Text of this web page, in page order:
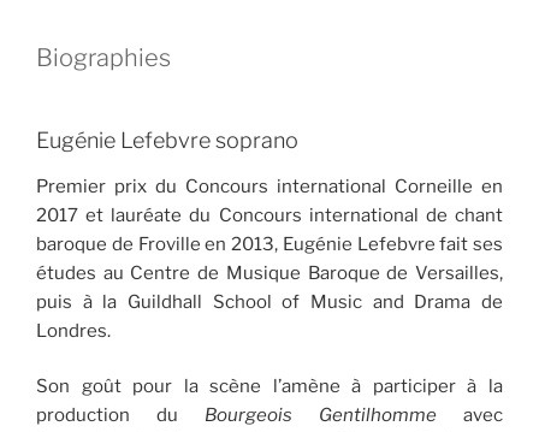
Biographies
Eugénie Lefebvre soprano
Premier prix du Concours international Corneille en
2017 et lauréate du Concours international de chant
baroque de Froville en 2013, Eugénie Lefebvre fait ses
études au Centre de Musique Baroque de Versailles,
puis à la Guildhall School of Music and Drama de
Londres.
Son goût pour la scène l’amène à participer à la
production du Bourgeois Gentilhomme avec